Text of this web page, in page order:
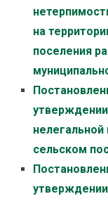
на
поселения
сельском